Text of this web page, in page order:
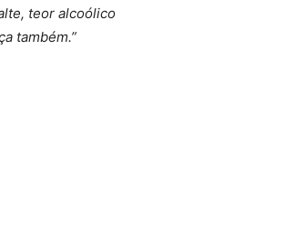
teor alcoólico
também.”